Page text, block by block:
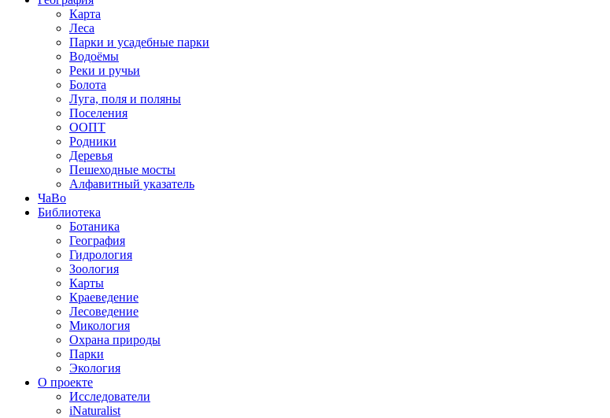
Карта
Леса
Парки и усадебные парки
Водоёмы
Реки и ручьи
Болота
Луга, поля и поляны
Поселения
ООПТ
Родники
Деревья
Пешеходные мосты
Алфавитный указатель
ЧаВо
Библиотека
Ботаника
География
Гидрология
Зоология
Карты
Краеведение
Лесоведение
Микология
Охрана природы
Парки
Экология
О проекте
Исследователи
iNaturalist